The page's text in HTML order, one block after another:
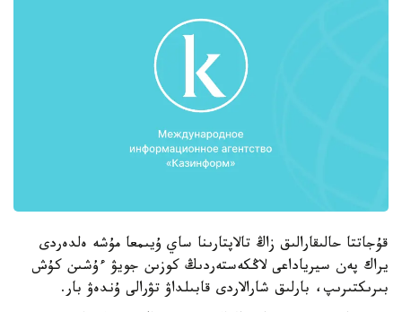
قۇجاتتا حالىقارالىق زاڭ تالاپتارىنا ساي ۇيىمعا مۇشە ەلدەردى
يراك پەن سيرياداعى لاڭكەستەردىڭ كوزىن جويۋ ءۇشىن كۇش
بىرىكتىرىپ، بارلىق شارالاردى قابىلداۋ تۋرالى ۇندەۋ بار.